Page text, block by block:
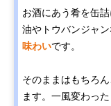
お酒にあう肴を缶
油やトウバンジャン
味わいです。
そのままはもちろ
ます。一風変わっ